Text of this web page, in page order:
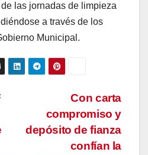
las jornadas de limpieza
a través de los
Municipal.
Con carta
compromiso y
depósito de fianza
confían la